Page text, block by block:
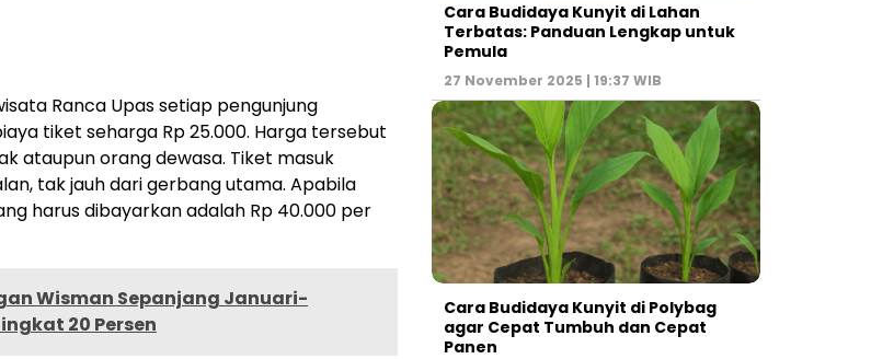
Ranca Upas setiap pengunjung
tiket seharga Rp 25.000. Harga tersebut
ataupun orang dewasa. Tiket masuk
tak jauh dari gerbang utama. Apabila
harus dibayarkan adalah Rp 40.000 per
Wisman Sepanjang Januari-
20 Persen
Cara Budidaya Kunyit di Lahan
Terbatas: Panduan Lengkap untuk
Pemula
27 November 2025 | 19:37 WIB
Cara Budidaya Kunyit di Polybag
agar Cepat Tumbuh dan Cepat
Panen